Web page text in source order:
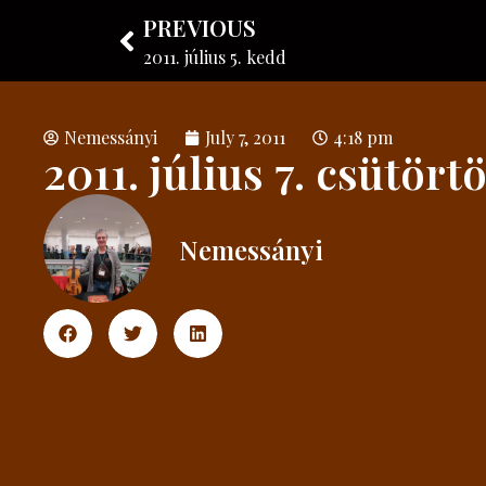
Nemessányi László
Instrument maker
PREVIOUS
2011. július 5. kedd
Nemessányi July 7, 2011 4:18 pm
2011. július 7.
Nemessányi